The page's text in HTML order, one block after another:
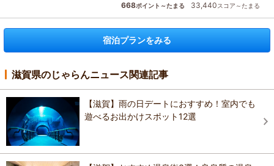
668ポイント～たまる 33,440スコア～たまる
宿泊プランをみる
滋賀県のじゃらんニュース関連記事
【滋賀】雨の日デートにおすすめ！室内でも
遊べるお出かけスポット12選